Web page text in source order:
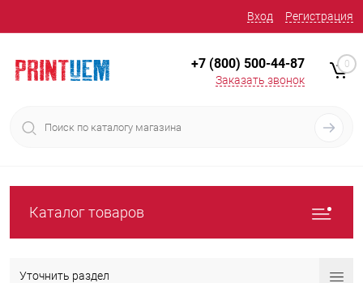
Вход Регистрация
+7 (800) 500-44-87
Заказать звонок
0
Каталог товаров
Уточнить раздел